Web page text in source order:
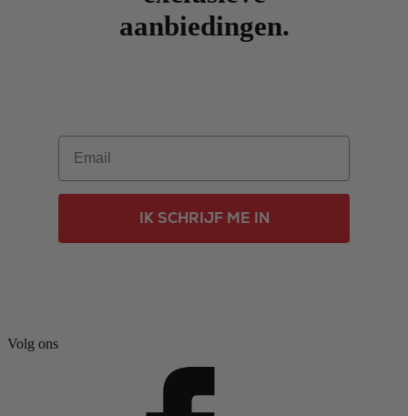
aanbiedingen.
Email
IK SCHRIJF ME IN
Volg ons